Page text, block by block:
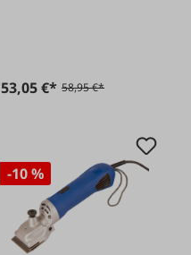
53,05 €* 58,95 €*
-10 %